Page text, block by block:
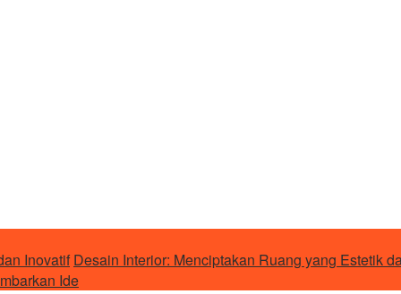
Inovatif Desain Interior: Menciptakan Ruang yang Estetik
Ide